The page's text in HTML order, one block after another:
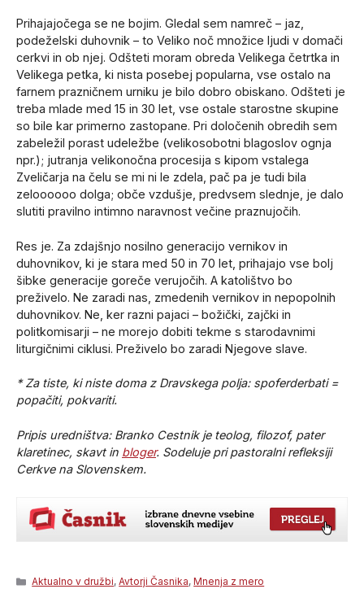
Prihajajočega se ne bojim. Gledal sem namreč – jaz,
podeželski duhovnik – to Veliko noč množice ljudi v domači
cerkvi in ob njej. Odšteti moram obreda Velikega četrtka in
Velikega petka, ki nista posebej popularna, vse ostalo na
farnem prazničnem urniku je bilo dobro obiskano. Odšteti je
treba mlade med 15 in 30 let, vse ostale starostne skupine
so bile kar primerno zastopane. Pri določenih obredih sem
zabeležil porast udeležbe (velikosobotni blagoslov ognja
npr.); jutranja velikonočna procesija s kipom vstalega
Zveličarja na čelu se mi ni le zdela, pač pa je tudi bila
zeloooooo dolga; obče vzdušje, predvsem slednje, je dalo
slutiti pravilno intimno naravnost večine praznujočih.
Res je. Za zdajšnjo nosilno generacijo vernikov in
duhovnikov, ki je stara med 50 in 70 let, prihajajo vse bolj
šibke generacije goreče verujočih. A katolištvo bo
preživelo. Ne zaradi nas, zmedenih vernikov in nepopolnih
duhovnikov. Ne, ker razni pajaci – božički, zajčki in
politkomisarji – ne morejo dobiti tekme s starodavnimi
liturgičnimi ciklusi. Preživelo bo zaradi Njegove slave.
* Za tiste, ki niste doma z Dravskega polja: spoferderbati =
popačiti, pokvariti.
Pripis uredništva: Branko Cestnik je teolog, filozof, pater
klaretinec, skavt in bloger. Sodeluje pri pastoralni refleksiji
Cerkve na Slovenskem.
Categories
Aktualno v družbi,Avtorji Časnika,Mnenja z mero